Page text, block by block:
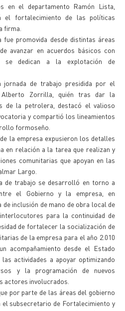
en el departamento Ramón Lista,
fortalecimiento de las políticas
firma.
fue promovida desde distintas áreas
avanzar en acuerdos básicos con
se dedican a la explotación de
de trabajo presidida por el
Alberto Zorrilla, quién tras dar la
de la petrolera, destacó el valioso
y compartió los lineamientos
formoseño.
la empresa expusieron los detalles
en relación a la tarea que realizan y
comunitarias que apoyan en las
Largo.
de trabajo se desarrolló en torno a
el Gobierno y la empresa, en
inclusión de mano de obra local de
para la continuidad de
de fortalecer la socialización de
de la empresa para el año 2.010
acompañamiento desde el Estado
actividades a apoyar optimizando
y la programación de nuevos
actores involucrados.
por parte de las áreas del gobierno
subsecretario de Fortalecimiento y